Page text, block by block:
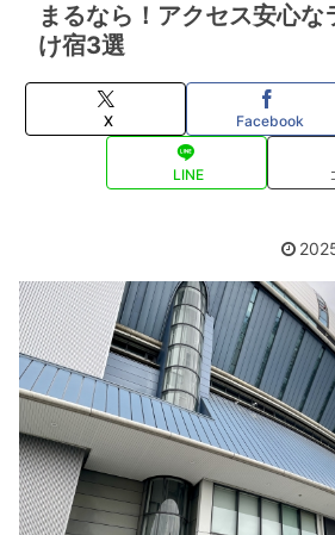
まるなら！アクセス安心な
け宿3選
X Facebook
LINE